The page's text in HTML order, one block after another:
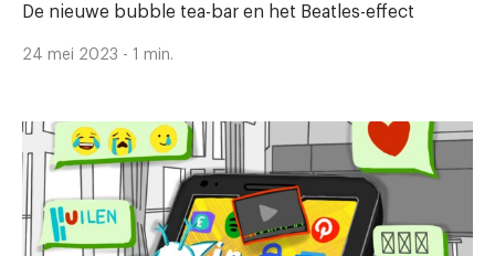
De nieuwe bubble tea-bar en het Beatles-effect
24 mei 2023 - 1 min.